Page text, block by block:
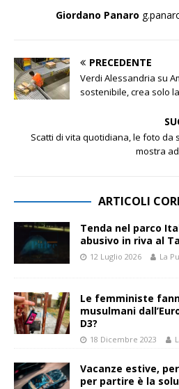
Giordano Panaro
PRECEDENTE
Verdi Alessandria su
sostenibile, crea solo
Scatti di vita quotidiana, le foto da
mostra
ARTICOLI
Tenda nel parco
abusivo in riva al
12 Luglio 2026 La
Le femministe
musulmani
D3?
18 Dicembre 2023
Vacanze estive,
per partire è la